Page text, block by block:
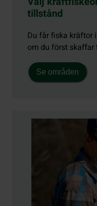
tillstånd
Du får fiska kräftor
om du först
Se områden